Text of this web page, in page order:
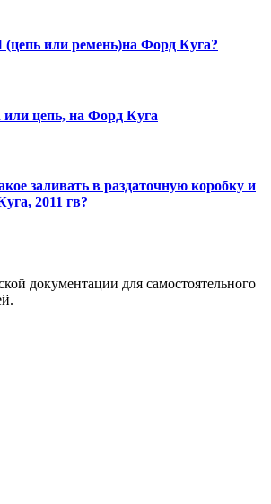
или ремень)на Форд Куга?
цепь, на Форд Куга
заливать в раздаточную коробку и
2011 гв?
документации для самостоятельного